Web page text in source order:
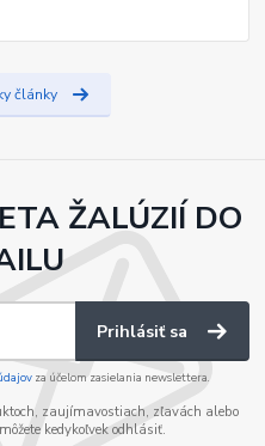
články
ŽALÚZIÍ DO
Prihlásiť sa
za účelom zasielania newslettera.
zaujímavostiach, zľavách alebo
kedykoľvek odhlásiť.